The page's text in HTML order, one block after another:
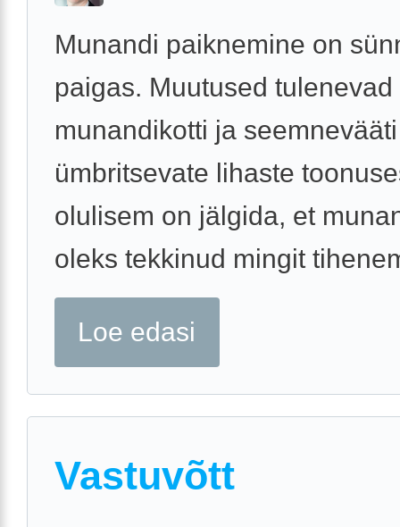
Munandi paiknemine on
paigas. Muutused
munandikotti ja seemnevääti
ümbritsevate lihaste
olulisem on jälgida, et
oleks tekkinud mingit
Loe edasi
Vastuvõtt